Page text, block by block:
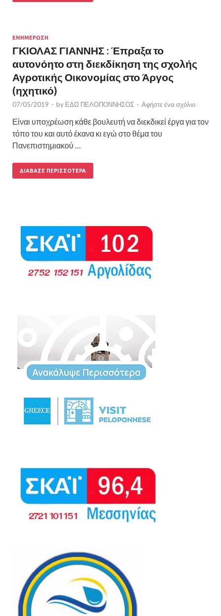
ΕΝΗΜΕΡΩΣΗ
ΓΚΙΟΛΑΣ ΓΙΑΝΝΗΣ : Έπραξα το
αυτονόητο στη διεκδίκηση της σχολής
Αγροτικής Οικονομίας στο Άργος
(ηχητικό)
07/05/2019 - by ΕΔΩ ΠΕΛΟΠΟΝΝΗΣΟΣ - Αφήστε ένα σχόλιο
Είναι υποχρέωση κάθε βουλευτή να διεκδικεί έργα για τον
τόπο του και αυτό έκανα κι εγώ στο θέμα του
Πανεπιστημιακού …
ΔΙΆΒΑΣΕ ΠΕΡΙΣΣΌΤΕΡΑ